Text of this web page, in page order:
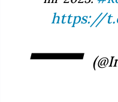
https://
—